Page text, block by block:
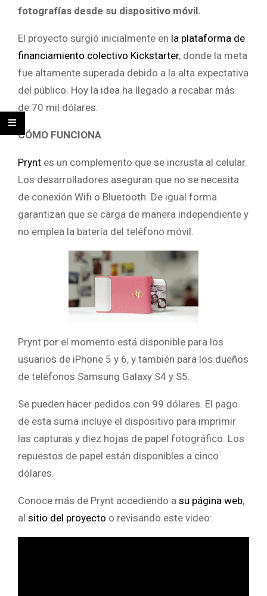
fotografías desde su dispositivo móvil.
El proyecto surgió inicialmente en la plataforma de
financiamiento colectivo Kickstarter, donde la meta
fue altamente superada debido a la alta expectativa
del público. Hoy la idea ha llegado a recabar más
de 70 mil dólares.
CÓMO FUNCIONA
Prynt es un complemento que se incrusta al celular.
Los desarrolladores aseguran que no se necesita
de conexión Wifi o Bluetooth. De igual forma
garantizan que se carga de manera independiente y
no emplea la batería del teléfono móvil.
Prynt por el momento está disponible para los
usuarios de iPhone 5 y 6, y también para los dueños
de teléfonos Samsung Galaxy S4 y S5.
Se pueden hacer pedidos con 99 dólares. El pago
de esta suma incluye el dispositivo para imprimir
las capturas y diez hojas de papel fotográfico. Los
repuestos de papel están disponibles a cinco
dólares.
Conoce más de Prynt accediendo a su página web,
al sitio del proyecto o revisando este video: